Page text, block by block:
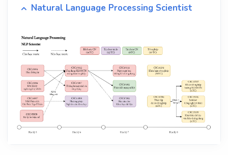
Natural Language Processing Scientist